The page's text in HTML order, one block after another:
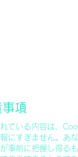
項
ている内容は、
にすぎません。あ
事前に把握し得る